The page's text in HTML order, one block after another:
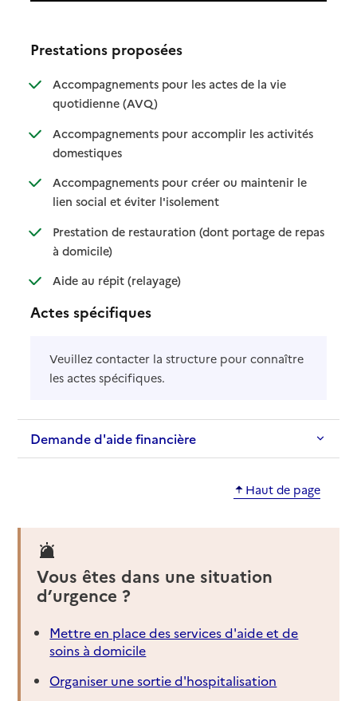
Prestations proposées
Accompagnements pour les actes de la vie
quotidienne (AVQ): disponible
: non disponible
Accompagnements pour accomplir les activités
domestiques: disponible
: non disponible
Accompagnements pour créer ou maintenir le
lien social et éviter l'isolement: disponible
: non disponible
Prestation de restauration (dont portage de repas
à domicile): disponible
: non disponible
Aide au répit (relayage): disponible
: non disponible
Actes spécifiques
Veuillez contacter la structure pour connaître
les actes spécifiques.
Demande d'aide financière
Haut de page
Vous êtes dans une situation
d’urgence ?
Mettre en place des services d'aide et de
soins à domicile
Organiser une sortie d'hospitalisation